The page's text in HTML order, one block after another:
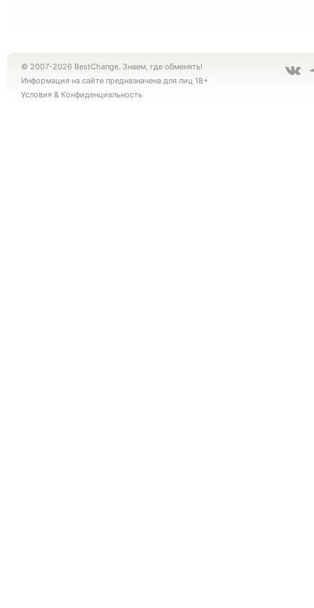
© 2007-2026 BestChange. Знаем, где обменять!
Информация на сайте предназначена для лиц 18+
Условия & Конфиденциальность